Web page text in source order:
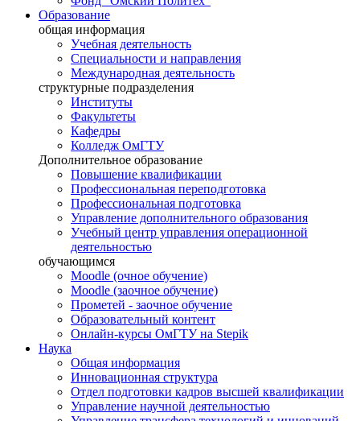
Образование
общая информация
Учебная деятельность
Специальности и направления
Международная деятельность
структурные подразделения
Институты
Факультеты
Кафедры
Колледж ОмГТУ
Дополнительное образование
Повышение квалификации
Профессиональная переподготовка
Профессиональная подготовка
Управление дополнительного образования
Учебный центр управления операционной
деятельностью
обучающимся
Moodle (очное обучение)
Moodle (заочное обучение)
Прометей - заочное обучение
Образовательный контент
Онлайн-курсы ОмГТУ на Stepik
Наука
Общая информация
Инновационная структура
Отдел подготовки кадров высшей квалификации
Управление научной деятельностью